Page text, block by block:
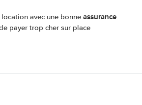
avec une bonne assurance
payer trop cher sur place